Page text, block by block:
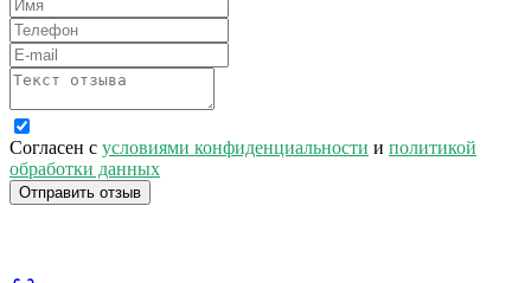
Согласен с условиями конфиденциальности и политикой
обработки данных
Отправить отзыв